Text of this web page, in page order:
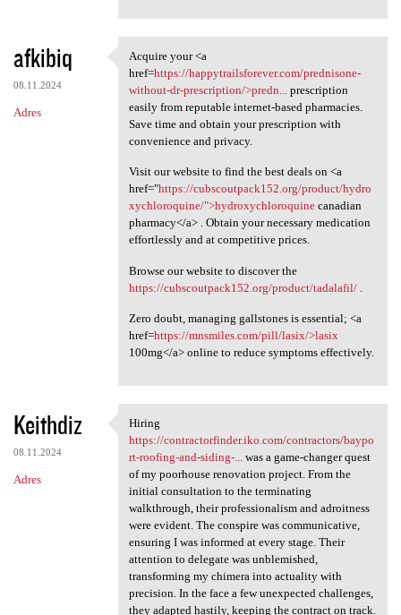
afkibiq
08.11.2024
Adres
Acquire your <a href=https:/
Acquire your <a
href=https://happytrailsforever.com/prednisone-
without-dr-prescription/>predn...
prescription
easily from reputable internet-based pharmacies.
Save time and obtain your prescription with
convenience and privacy.
Visit our website to find the best deals on <a
href="https://cubscoutpack152.org/product/hydro
xychloroquine/">hydroxychloroquinecanadian
pharmacy</a> . Obtain your necessary medication
effortlessly and at competitive prices.
Browse our website to discover the
https://cubscoutpack152.org/product/tadalafil/.
Zero doubt, managing gallstones is essential; <a
href=https://mnsmiles.com/pill/lasix/>lasix
100mg</a> online to reduce symptoms effectively.
Keithdiz
08.11.2024
Adres
Hiring https:/
Hiring
https://contractorfinder.iko.com/contractors/baypo
rt-roofing-and-siding-...
was a game-changer quest
of my poorhouse renovation project. From the
initial consultation to the terminating
walkthrough, their professionalism and adroitness
were evident. The conspire was communicative,
ensuring I was informed at every stage. Their
attention to delegate was unblemished,
transforming my chimera into actuality with
precision. In the face a few unexpected challenges,
they adapted hastily, keeping the contract on track.